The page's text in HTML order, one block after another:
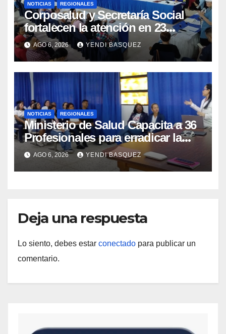
NOTICIAS REGIONALES
Corposalud y Secretaría Social
fortalecen la atención en 23
municipios
AGO 6, 2026 YENDI BASQUEZ
NOTICIAS REGIONALES
Ministerio de Salud Capacita a 36
Profesionales para erradicar la
Tuberculosis en Yaracuy
AGO 6, 2026 YENDI BASQUEZ
Deja una respuesta
Lo siento, debes estar conectado para publicar un
comentario.